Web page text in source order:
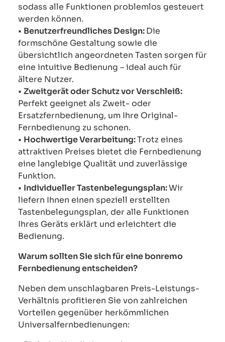
sodass alle Funktionen problemlos gesteuert
werden können.
• Benutzerfreundliches Design:Die
formschöne Gestaltung sowie die
übersichtlich angeordneten Tasten sorgen für
eine intuitive Bedienung – ideal auch für
ältere Nutzer.
• Zweitgerät oder Schutz vor Verschleiß:
Perfekt geeignet als Zweit- oder
Ersatzfernbedienung, um Ihre Original-
Fernbedienung zu schonen.
• Hochwertige Verarbeitung:Trotz eines
attraktiven Preises bietet die Fernbedienung
eine langlebige Qualität und zuverlässige
Funktion.
• Individueller Tastenbelegungsplan:Wir
liefern Ihnen einen speziell erstellten
Tastenbelegungsplan, der alle Funktionen
Ihres Geräts erklärt und erleichtert die
Bedienung.
Warum sollten Sie sich für eine bonremo
Fernbedienung entscheiden?
Neben dem unschlagbaren Preis-Leistungs-
Verhältnis profitieren Sie von zahlreichen
Vorteilen gegenüber herkömmlichen
Universalfernbedienungen: